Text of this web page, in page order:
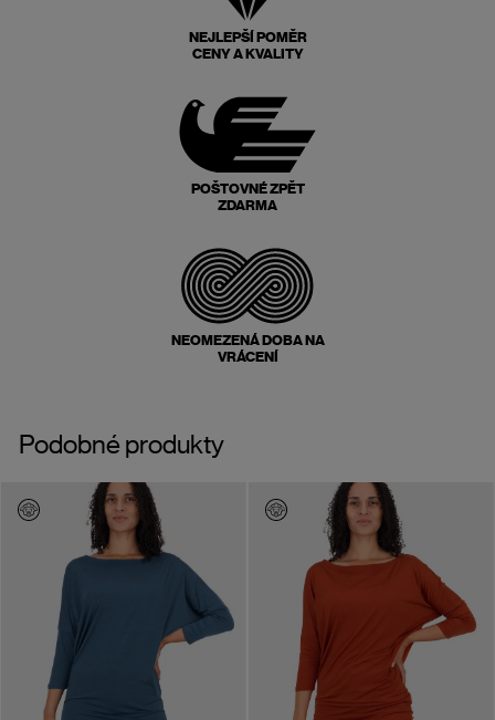
NEJLEPŠÍ POMĚR
CENY A KVALITY
POŠTOVNÉ ZPĚT
ZDARMA
NEOMEZENÁ DOBA NA
VRÁCENÍ
Podobné produkty